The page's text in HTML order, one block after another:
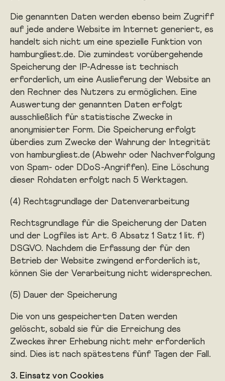
Die genannten Daten werden ebenso beim Zugriff
auf jede andere Website im Internet generiert, es
handelt sich nicht um eine spezielle Funktion von
hamburgliest.de. Die zumindest vorübergehende
Speicherung der IP-Adresse ist technisch
erforderlich, um eine Auslieferung der Website an
den Rechner des Nutzers zu ermöglichen. Eine
Auswertung der genannten Daten erfolgt
ausschließlich für statistische Zwecke in
anonymisierter Form. Die Speicherung erfolgt
überdies zum Zwecke der Wahrung der Integrität
von hamburgliest.de (Abwehr oder Nachverfolgung
von Spam- oder DDoS-Angriffen). Eine Löschung
dieser Rohdaten erfolgt nach 5 Werktagen.
(4) Rechtsgrundlage der Datenverarbeitung
Rechtsgrundlage für die Speicherung der Daten
und der Logfiles ist Art. 6 Absatz 1 Satz 1 lit. f)
DSGVO. Nachdem die Erfassung der für den
Betrieb der Website zwingend erforderlich ist,
können Sie der Verarbeitung nicht widersprechen.
(5) Dauer der Speicherung
Die von uns gespeicherten Daten werden
gelöscht, sobald sie für die Erreichung des
Zweckes ihrer Erhebung nicht mehr erforderlich
sind. Dies ist nach spätestens fünf Tagen der Fall.
3. Einsatz von Cookies